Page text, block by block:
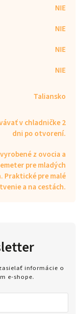
NIE
NIE
NIE
NIE
Taliansko
v chladničke 2
dni po otvorení.
z ovocia a
pre mladých
Praktické pre malé
a na cestách.
informácie o
e-shope.